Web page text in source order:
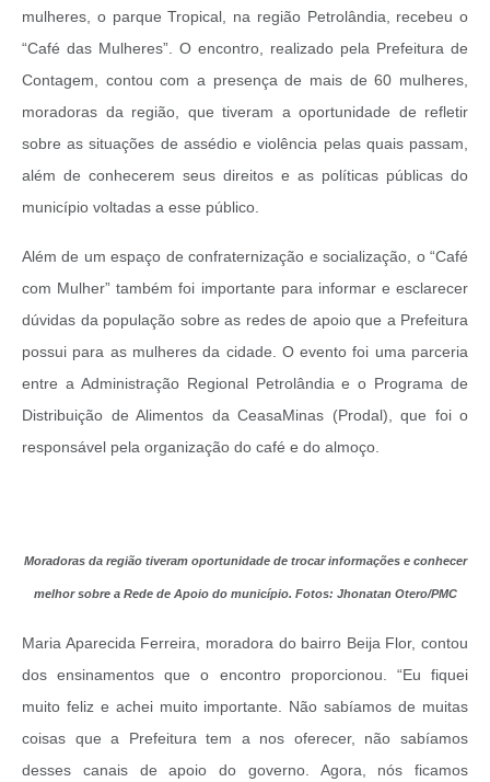
mulheres, o parque Tropical, na região Petrolândia, recebeu o
“Café das Mulheres”. O encontro, realizado pela Prefeitura de
Contagem, contou com a presença de mais de 60 mulheres,
moradoras da região, que tiveram a oportunidade de refletir
sobre as situações de assédio e violência pelas quais passam,
além de conhecerem seus direitos e as políticas públicas do
município voltadas a esse público.
Além de um espaço de confraternização e socialização, o “Café
com Mulher” também foi importante para informar e esclarecer
dúvidas da população sobre as redes de apoio que a Prefeitura
possui para as mulheres da cidade. O evento foi uma parceria
entre a Administração Regional Petrolândia e o Programa de
Distribuição de Alimentos da CeasaMinas (Prodal), que foi o
responsável pela organização do café e do almoço.
Moradoras da região tiveram oportunidade de trocar informações e conhecer
melhor sobre a Rede de Apoio do município. Fotos: Jhonatan Otero/PMC
Maria Aparecida Ferreira, moradora do bairro Beija Flor, contou
dos ensinamentos que o encontro proporcionou. “Eu fiquei
muito feliz e achei muito importante. Não sabíamos de muitas
coisas que a Prefeitura tem a nos oferecer, não sabíamos
desses canais de apoio do governo. Agora, nós ficamos